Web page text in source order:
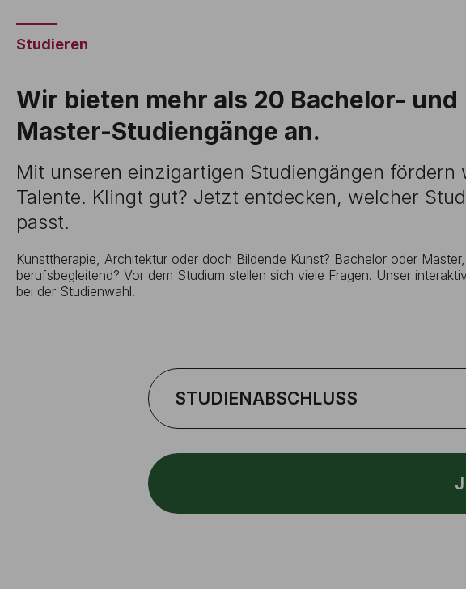
Studieren
Wir bieten mehr als 20 Bachelor- und
Master-Studiengänge an.
Mit unseren einzigartigen Studiengängen fördern
Talente. Klingt gut? Jetzt entdecken, welcher
passt.
Kunsttherapie, Architektur oder doch Bildende Kunst? Bachelor oder
berufsbegleitend? Vor dem Studium stellen sich viele Fragen. Unser
bei der Studienwahl.
STUDIENABSCHLUSS